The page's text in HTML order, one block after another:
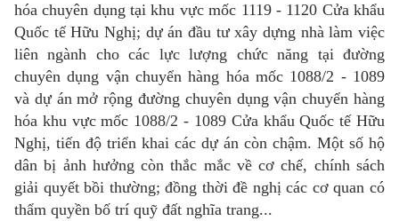
hóa chuyên dụng tại khu vực mốc 1119 - 1120 Cửa khẩu
Quốc tế Hữu Nghị; dự án đầu tư xây dựng nhà làm việc
liên ngành cho các lực lượng chức năng tại đường
chuyên dụng vận chuyển hàng hóa mốc 1088/2 - 1089
và dự án mở rộng đường chuyên dụng vận chuyển hàng
hóa khu vực mốc 1088/2 - 1089 Cửa khẩu Quốc tế Hữu
Nghị, tiến độ triển khai các dự án còn chậm. Một số hộ
dân bị ảnh hưởng còn thắc mắc về cơ chế, chính sách
giải quyết bồi thường; đồng thời đề nghị các cơ quan có
thẩm quyền bố trí quỹ đất nghĩa trang...